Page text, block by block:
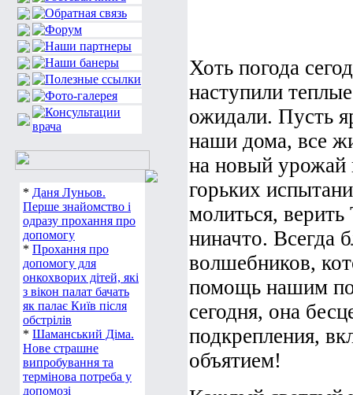
* Даня Луньов.
Перше знайомство і
одразу прохання про
допомогу
* Прохання про
допомогу для
онкохворих дітей, які
з вікон палат бачать
як палає Київ після
обстрілів
* Шаманський Діма.
Нове страшне
випробування та
термінова потреба у
допомозі
Хоть погода
наступили
ожидали. Пусть
наши дома, все
на новый урожай
горьких
молиться,
ниначто. Всегда
волшебников,
помощь нашим
сегодня, она
подкрепления,
объятием!